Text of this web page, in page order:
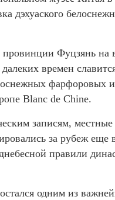
дэхуаского
Фуцзянь на
времен
фарфоровых
Blanc de Chine.
записям, местные
за рубеж еще
правили
одним из